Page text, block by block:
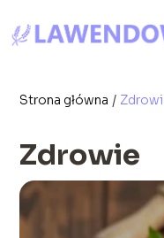
Strona główna /
Zdrowie